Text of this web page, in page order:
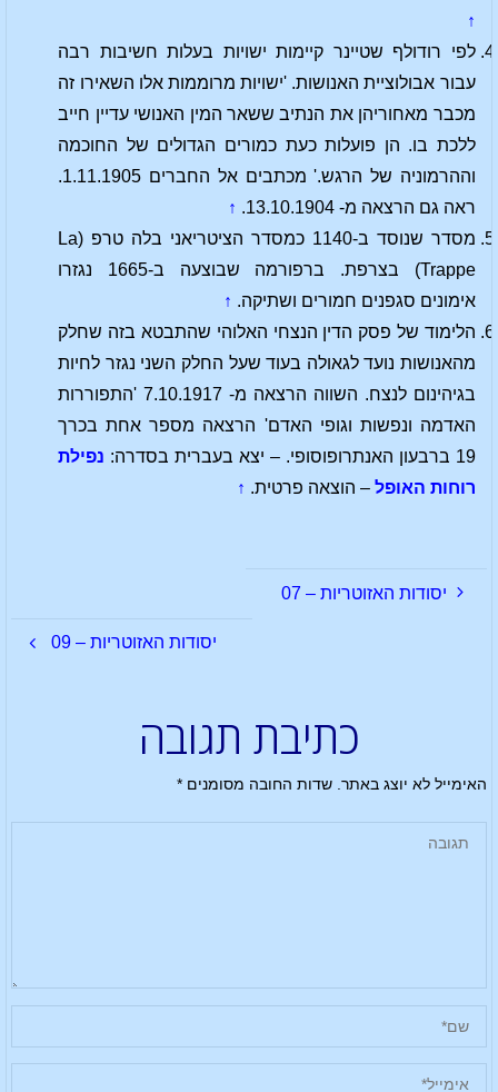
↑
לפי רודולף שטיינר קיימות ישויות בעלות חשיבות רבה
עבור אבולוציית האנושות. 'ישויות מרוממות אלו השאירו זה
מכבר מאחוריהן את הנתיב ששאר המין האנושי עדיין חייב
ללכת בו. הן פועלות כעת כמורים הגדולים של החוכמה
וההרמוניה של הרגש.' מכתבים אל החברים 1.11.1905.
ראה גם הרצאה מ- 13.10.1904.
↑
מסדר שנוסד ב-1140 כמסדר הציטריאני בלה טרפ (La
Trappe) בצרפת. ברפורמה שבוצעה ב-1665 נגזרו
אימונים סגפנים חמורים ושתיקה. ↑
הלימוד של פסק הדין הנצחי האלוהי שהתבטא בזה שחלק
מהאנושות נועד לגאולה בעוד שעל החלק השני נגזר לחיות
בגיהינום לנצח. השווה הרצאה מ- 7.10.1917 'התפוררות
האדמה ונפשות וגופי האדם' הרצאה מספר אחת בכרך
19 ברבעון האנתרופוסופי. – יצא בעברית בסדרה:
נפילת
רוחות האופל – הוצאה פרטית. ↑
יסודות האזוטריות – 07
יסודות האזוטריות – 09
כתיבת תגובה
האימייל לא יוצג באתר. שדות החובה מסומנים*